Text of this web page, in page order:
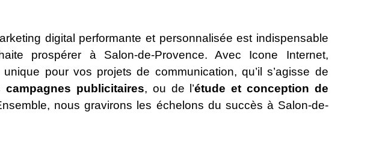
digital performante et personnalisée est indispensable
prospérer à Salon-de-Provence. Avec Icone Internet,
unique pour vos projets de communication, qu’il s’agisse de
campagnes publicitaires, ou de l’étude et conception de
nous gravirons les échelons du succès à Salon-de-